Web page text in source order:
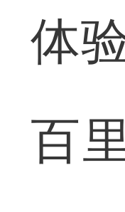
体
百